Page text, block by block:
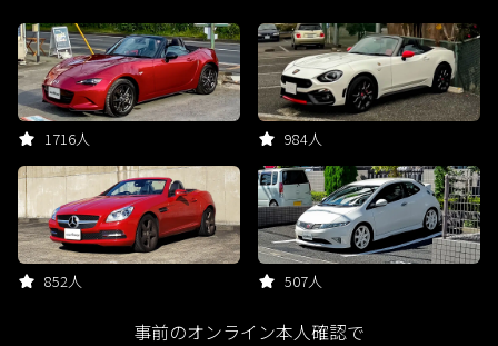
1716人 984人
852人 507人
事前のオンライン本人確認で